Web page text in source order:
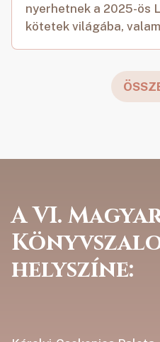
nyerhetnek a 2025-ös
kötetek világába,
A VI.
helyszíne: